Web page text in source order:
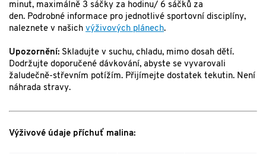
minut, maximálně 3 sáčky za hodinu/ 6 sáčků za
den. Podrobné informace pro jednotlivé sportovní disciplíny,
naleznete v našich výživových plánech.
Upozornění: Skladujte v suchu, chladu, mimo dosah dětí.
Dodržujte doporučené dávkování, abyste se vyvarovali
žaludečně-střevním potížím. Přijímejte dostatek tekutin. Není
náhrada stravy.
Výživové údaje příchuť malina: